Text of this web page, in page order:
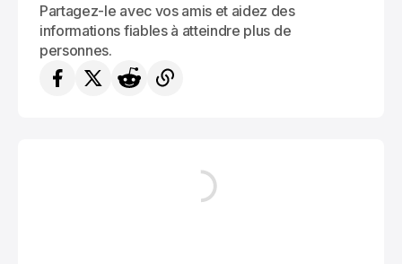
Partagez-le avec vos amis et aidez des
informations fiables à atteindre plus de
personnes.